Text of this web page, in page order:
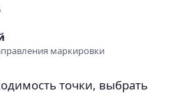
маркировки
точки, выбрать